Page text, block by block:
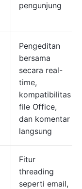
pengunjung
Pengeditan
bersama
secara real-
time,
kompatibilitas
file Office,
dan komentar
langsung
Fitur
threading
seperti email,